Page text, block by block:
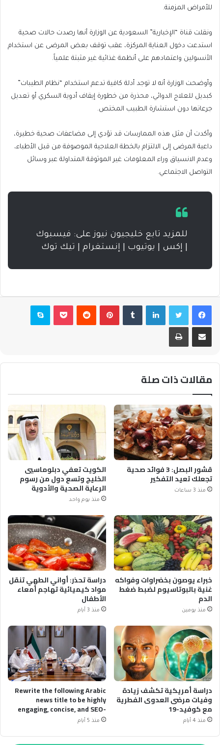
للأمراض المزمنة.
ونقلت قناة “الإخبارية” السعودية عن الوزارة أنها رصدت حالات صحية
استدعت دخول العناية المركزة، عقب توقف بعض المرضى عن استخدام
الأنسولين واعتمادهم على أنظمة غذائية غير مثبتة علمياً.
وأوضحت الوزارة أنه لا توجد أدلة كافية تدعم استخدام “نظام الطيبات”
كبديل للعلاج الدوائي، محذرة من خطورة إيقاف أدوية السكري أو تعديل
جرعاتها دون استشارة الطبيب المختص.
وأكدت أن مثل هذه الممارسات قد تؤدي إلى مضاعفات صحية خطيرة،
داعية المرضى إلى الالتزام بالخطة العلاجية الموصوفة من قبل الأطباء،
وعدم الانسياق وراء المعلومات غير الموثوقة المتداولة عبر وسائل
التواصل الاجتماعي.
للمزيد تابع خليجيون نيوز على: فيسبوك
| إكس | يوتيوب | إنستغرام | تيك توك
فيسبوكتويتر لينكدإن بينتيريست بوكيت سكايب
مشاركة عبر البريد طباعة
مقالات ذات صلة
قشور البصل: 3 فوائد صحية
تجعلك تعيد التفكير
منذ 3 ساعات
الكويت تعفي دبلوماسيي
الخليج وتسع دول من رسوم
الرعاية الصحية والأدوية
منذ يوم واحد
خبراء يوصون بخضراوات وفواكه
غنية بالبوتاسيوم لضبط ضغط
الدم
منذ يومين
دراسة تحذر: أواني الطهي تنقل
مواد كيميائية تهاجم أمعاء
الأطفال
منذ 3 أيام
دراسة أمريكية تكشف زيادة
وفيات مرضى العدوى الفطرية
مع كوفيد-19
منذ 4 أيام
Rewrite the following Arabic
news title to be highly
engaging, concise, and SEO-
رئيس الوزراء الكويتي يبحث
مستجدات مشروع مستشفيات
منذ 5 أيام